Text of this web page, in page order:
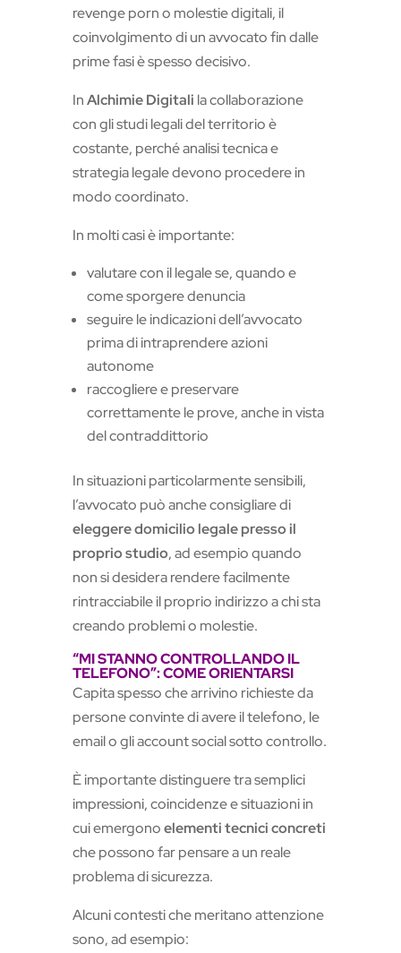
revenge porn o molestie digitali, il
coinvolgimento di un avvocato fin dalle
prime fasi è spesso decisivo.
InAlchimie Digitali la collaborazione
con gli studi legali del territorio è
costante, perché analisi tecnica e
strategia legale devono procedere in
modo coordinato.
In molti casi è importante:
valutare con il legale se, quando e
come sporgere denuncia
seguire le indicazioni dell’avvocato
prima di intraprendere azioni
autonome
raccogliere e preservare
correttamente le prove, anche in vista
del contraddittorio
In situazioni particolarmente sensibili,
l’avvocato può anche consigliare di
eleggere domicilio legale presso il
proprio studio, ad esempio quando
non si desidera rendere facilmente
rintracciabile il proprio indirizzo a chi sta
creando problemi o molestie.
“MI STANNO CONTROLLANDO IL
TELEFONO”: COME ORIENTARSI
Capita spesso che arrivino richieste da
persone convinte di avere il telefono, le
email o gli account social sotto controllo.
È importante distinguere tra semplici
impressioni, coincidenze e situazioni in
cui emergonoelementi tecnici concreti
che possono far pensare a un reale
problema di sicurezza.
Alcuni contesti che meritano attenzione
sono, ad esempio: